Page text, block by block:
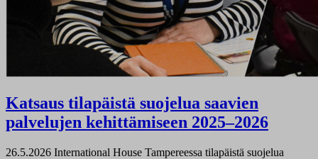
Katsaus tilapäistä suojelua saavien
palvelujen kehittämiseen 2025–2026
26.5.2026 International House Tampereessa tilapäistä suojelua